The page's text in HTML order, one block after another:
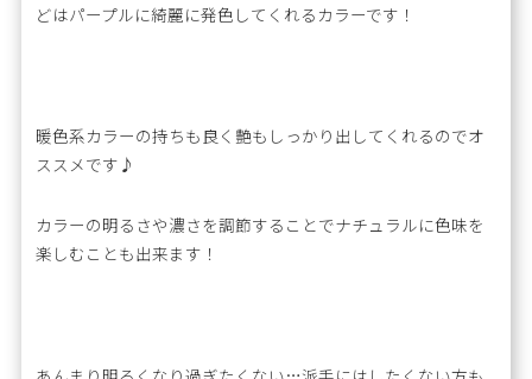
どはパープルに綺麗に発色してくれるカラーです！
暖色系カラーの持ちも良く艶もしっかり出してくれるのでオ
ススメです♪
カラーの明るさや濃さを調節することでナチュラルに色味を
楽しむことも出来ます！